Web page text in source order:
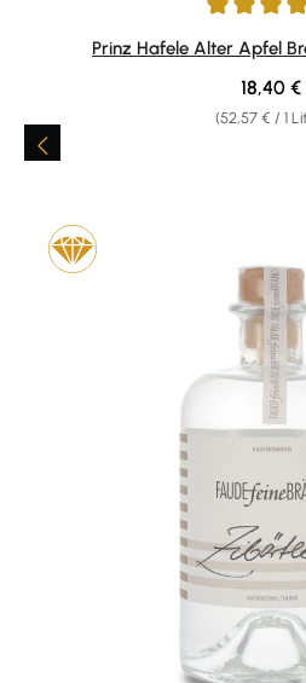
Durchschnittliche Bewertung
Prinz Hafele Alter Apfel
(52,57 € / 1
18,40 €